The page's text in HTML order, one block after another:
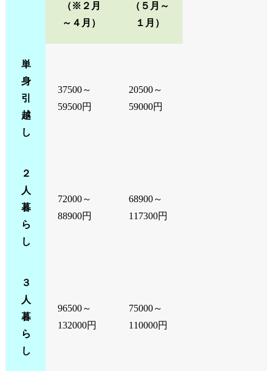
（※２月
～４月）
（５月～
１月）
単
身
引
越
し
37500～
59500円
20500～
59000円
２
人
暮
ら
し
72000～
88900円
68900～
117300円
３
人
暮
ら
し
96500～
132000円
75000～
110000円